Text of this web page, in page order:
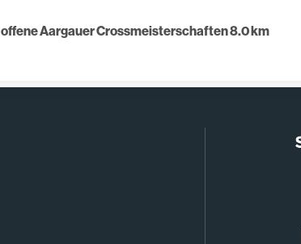
offene Aargauer Crossmeisterschaften 8.0 km